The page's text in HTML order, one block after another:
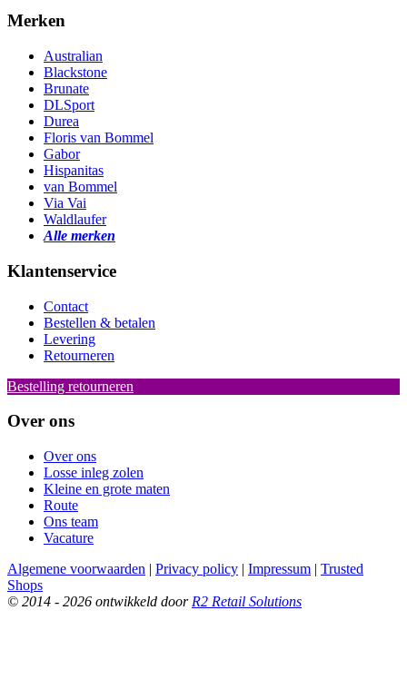
Merken
Australian
Blackstone
Brunate
DLSport
Durea
Floris van Bommel
Gabor
Hispanitas
van Bommel
Via Vai
Waldlaufer
Alle merken
Klantenservice
Contact
Bestellen & betalen
Levering
Retourneren
Bestelling retourneren
Over ons
Over ons
Losse inleg zolen
Kleine en grote maten
Route
Ons team
Vacature
Algemene voorwaarden | Privacy policy | Impressum | Trusted
Shops
© 2014 - 2026 ontwikkeld door R2 Retail Solutions